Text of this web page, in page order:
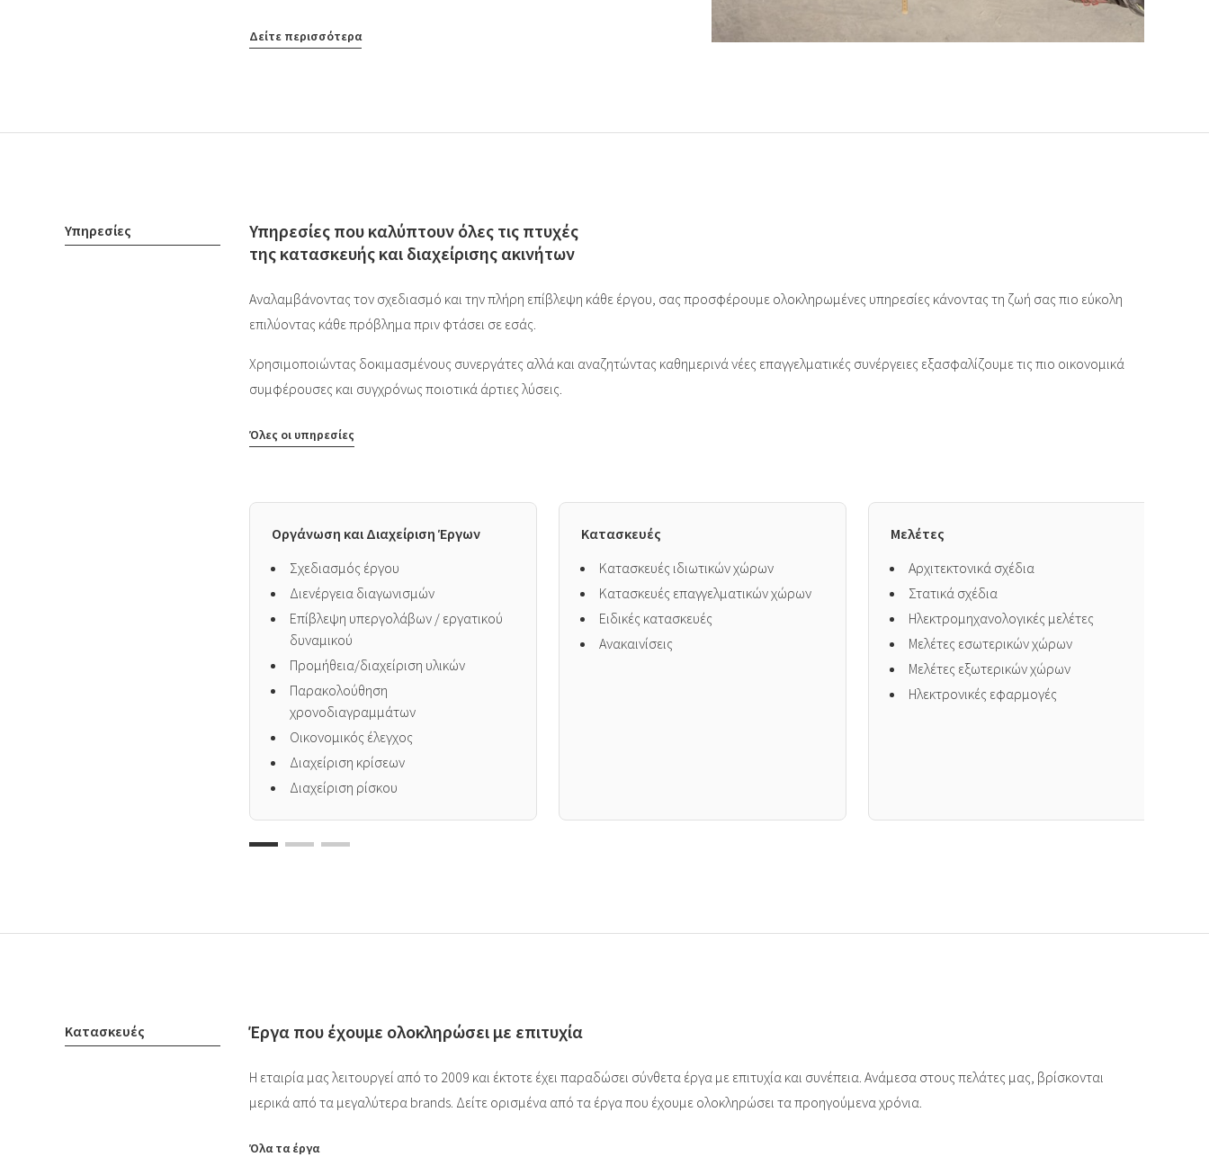
Δείτε περισσότερα
Υπηρεσίες
Υπηρεσίες που καλύπτουν όλες τις πτυχές
της κατασκευής και διαχείρισης ακινήτων
Αναλαμβάνοντας τον σχεδιασμό και την πλήρη επίβλεψη κάθε έργου, σας προσφέρουμε ολοκληρωμένες υπηρεσίες κάνοντας τη ζωή σας πιο εύκολη
επιλύοντας κάθε πρόβλημα πριν φτάσει σε εσάς.
Χρησιμοποιώντας δοκιμασμένους συνεργάτες αλλά και αναζητώντας καθημερινά νέες επαγγελματικές συνέργειες εξασφαλίζουμε τις πιο οικονομικά
συμφέρουσες και συγχρόνως ποιοτικά άρτιες λύσεις.
Όλες οι υπηρεσίες
Οργάνωση και Διαχείριση Έργων
Σχεδιασμός έργου
Διενέργεια διαγωνισμών
Επίβλεψη υπεργολάβων / εργατικού
δυναμικού
Προμήθεια/διαχείριση υλικών
Παρακολούθηση
χρονοδιαγραμμάτων
Οικονομικός έλεγχος
Διαχείριση κρίσεων
Διαχείριση ρίσκου
Κατασκευές
Κατασκευές ιδιωτικών χώρων
Κατασκευές επαγγελματικών χώρων
Ειδικές κατασκευές
Ανακαινίσεις
Μελέτες
Αρχιτεκτονικά σχέδια
Στατικά σχέδια
Ηλεκτρομηχανολογικές μελέτες
Μελέτες εσωτερικών χώρων
Μελέτες εξωτερικών χώρων
Ηλεκτρονικές εφαρμογές
Κατασκευές Έργα που έχουμε ολοκληρώσει με επιτυχία
Η εταιρία μας λειτουργεί από το 2009 και έκτοτε έχει παραδώσει σύνθετα έργα με επιτυχία και συνέπεια. Ανάμεσα στους πελάτες μας, βρίσκονται
μερικά από τα μεγαλύτερα brands. Δείτε ορισμένα από τα έργα που έχουμε ολοκληρώσει τα προηγούμενα χρόνια.
Όλα τα έργα